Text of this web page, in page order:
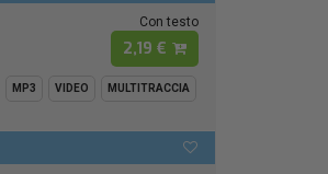
Con testo
2,19 €
MP3 VIDEO MULTITRACCIA